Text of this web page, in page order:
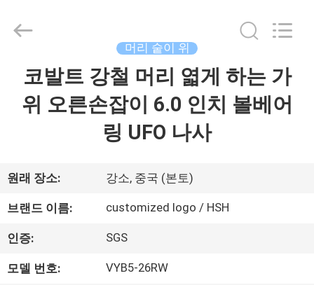
우
리
에
Zhangjiagang
Reserved.
머리 숱이 위
코발트 강철 머리 엷게 하는 가
위 오른손잡이 6.0 인치 볼베어
링 UFO 나사
원래 장소: 강소, 중국 (본토)
브랜드 이름: customized logo / HSH
인증: SGS
모델 번호: VYB5-26RW